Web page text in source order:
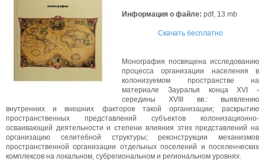
Информация о файле: pdf, 13 mb
Скачать бесплатно
Монография посвящена исследованию
процесса организации населения в
колонизуемом пространстве на
материале Зауралья конца XVI -
середины XVIII вв.: выявлению
внутренних и внешних факторов такой организации; раскрытию
пространственных представлений субъектов колонизационно-
осваивающей деятельности и степени влияния этих представлений на
организацию селитебной структуры; реконструкции механизмов
пространственной организации отдельных поселений и поселенческих
комплексов на локальном, субрегиональном и региональном уровнях.